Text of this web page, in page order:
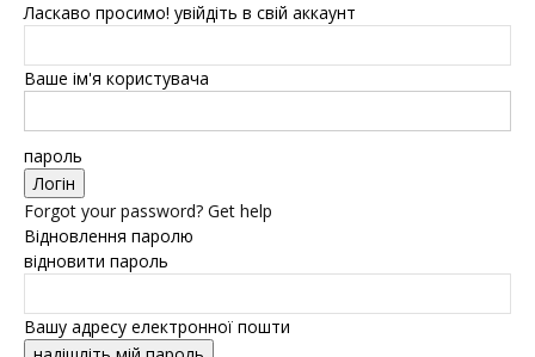
Ласкаво просимо! увійдіть в свій аккаунт
Ваше ім'я користувача
пароль
Forgot your password? Get help
Відновлення паролю
відновити пароль
Вашу адресу електронної пошти